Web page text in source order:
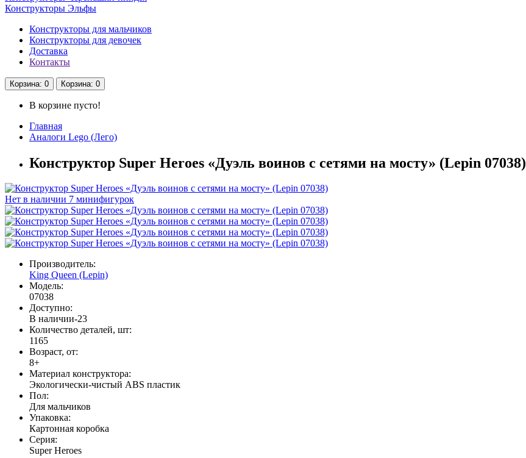
Конструкторы Эльфы
Конструкторы для мальчиков
Конструкторы для девочек
Доставка
Контакты
Корзина: 0 Корзина: 0
В корзине пусто!
Главная
Аналоги Lego (Лего)
Конструктор Super Heroes «Дуэль воинов с сетями на мосту» (Lepin 07038)
Нет в наличии 7 минифигурок
Производитель:
King Queen (Lepin)
Модель:
07038
Доступно:
В наличии-23
Количество деталей, шт:
1165
Возраст, от:
8+
Материал конструктора:
Экологически-чистый ABS пластик
Пол:
Для мальчиков
Упаковка:
Картонная коробка
Серия:
Super Heroes